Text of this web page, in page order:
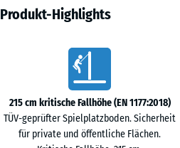
– Terrassen mit Spielgeräten oder
– Fitness- und Outdoor-Fitnessanlagen
therapeutische Räume
Material & Aufbau
Die Platten bestehen aus PU-
elastische, rutschhemmende
belastbar. Erhältlich in 3 oder 4 cm
0,25
50
x 3
- € 11,00
Produkt-Highlights
215 cm kritische Fallhöhe (EN 1177:2018)
TÜV-geprüfter Spielplatzboden. Sicherheit
für private und öffentliche Flächen.